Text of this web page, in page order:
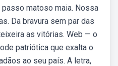
matoso maia. Nossa
Da bravura sem par das
as vitórias. Web — o
patriótica que exalta o
ao seu país. A letra,